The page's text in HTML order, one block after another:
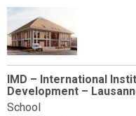
IMD – International
Development –
School